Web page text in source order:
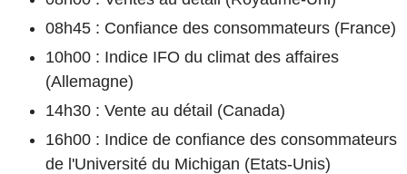
08h45 : Confiance des consommateurs (France)
10h00 : Indice IFO du climat des affaires
(Allemagne)
14h30 : Vente au détail (Canada)
16h00 : Indice de confiance des consommateurs
de l'Université du Michigan (Etats-Unis)